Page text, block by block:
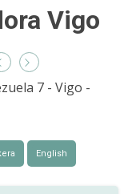
Vigo
7 - Vigo -
English